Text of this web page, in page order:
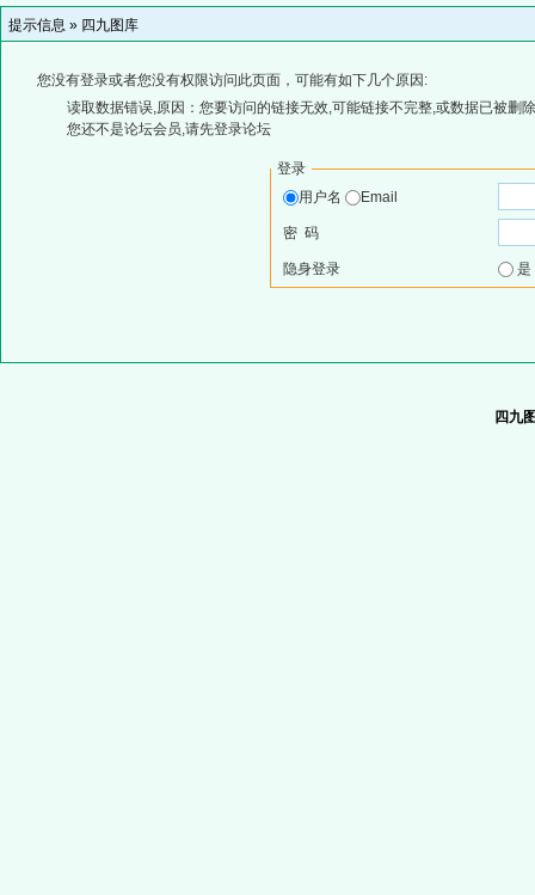
提示信息 » 四九图库
您没有登录或者您没有权限访问此页面，可能有如下几个原因:
读取数据错误,原因：您要访问的链接无效,可能链接不完整,或数据已被删
您还不是论坛会员,请先登录论坛
登录
用户名
Email
密 码
隐身登录
四九